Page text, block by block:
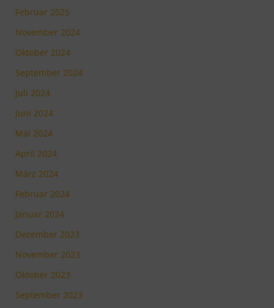
Februar 2025
November 2024
Oktober 2024
September 2024
Juli 2024
Juni 2024
Mai 2024
April 2024
März 2024
Februar 2024
Januar 2024
Dezember 2023
November 2023
Oktober 2023
September 2023